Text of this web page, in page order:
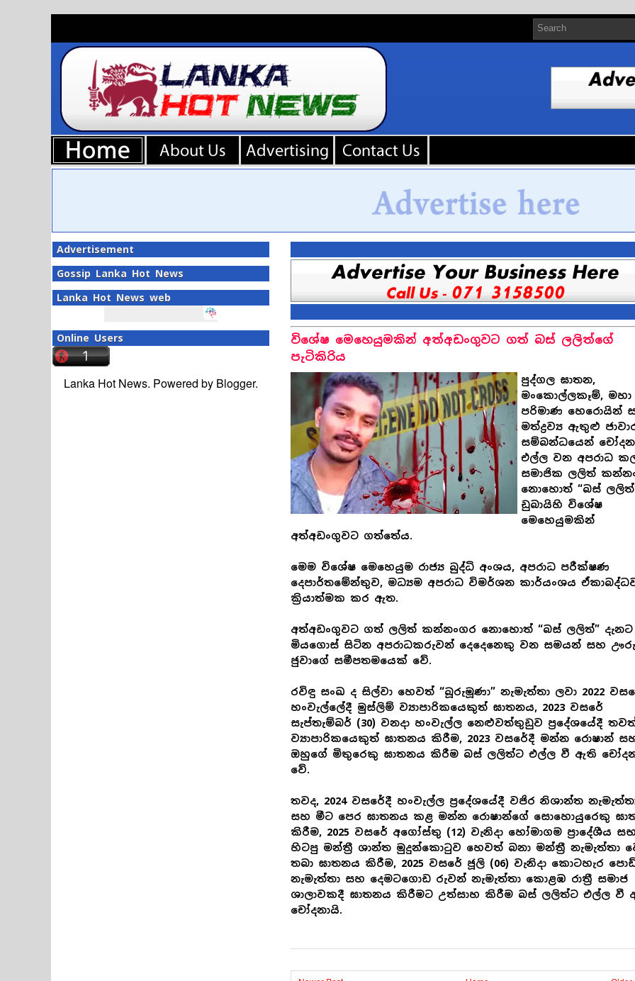
Advertisement
Gossip Lanka Hot News
Lanka Hot News web
Online Users
Lanka Hot News. Powered by Blogger.
විශේෂ මෙහෙයුමකින් අත්අඩංගුවට ගත් බස් ලලිත්ගේ
පැටිකිරිය
පුද්ගල ඝාතන,
මංකොල්ලකෑම්, මහා
පරිමාණ හෙරොයින්
මත්ද්‍රව්‍ය ඇතුළු
සම්බන්ධයෙන්
එල්ල වන අපරාධ
සමාජික ලලිත්
නොහොත් “බස්
ඩුබායිහි විශේෂ
මෙහෙයුමකින්
අත්අඩංගුවට ගත්තේය.
මෙම විශේෂ මෙහෙයුම රාජ්‍ය බුද්ධි අංශය, අපරාධ පරීක්ෂණ
දෙපාර්තමේන්තුව, මධ්‍යම අපරාධ විමර්ශන කාර්යංශය
ක්‍රියාත්මක කර ඇත.
අත්අඩංගුවට ගත් ලලිත් කන්නංගර නොහොත් “බස් ලලිත්” දැනට
මියගොස් සිටින අපරාධකරුවන් දෙදෙනෙකු වන සමයන් සහ ඌරු
ජුවාගේ සමීපතමයෙක් වේ.
රවිඳු සංඛ ද සිල්වා හෙවත් “බූරුමූණා” නැමැත්තා ලවා 2022
හංවැල්ලේදී මුස්ලිම් ව්‍යාපාරිකයෙකුත් ඝාතනය, 2023 වසරේ
සැප්තැම්බර් (30) වනදා හංවැල්ල නෙළුවත්තුඩුව ප්‍රදේශයේදී
ව්‍යාපාරිකයෙකුත් ඝාතනය කිරීම, 2023 වසරේදී මන්න රොෂාන්
ඔහුගේ මිතුරෙකු ඝාතනය කිරීම බස් ලලිත්ට එල්ල වී ඇති
වේ.
තවද, 2024 වසරේදී හංවැල්ල ප්‍රදේශයේදී වජිර නිශාන්ත
සහ මීට පෙර ඝාතනය කළ මන්න රොෂාන්ගේ සොහොයුරෙකු
කිරීම, 2025 වසරේ අගෝස්තු (12) වැනිදා හෝමාගම ප්‍රාදේශීය
හිටපු මන්ත්‍රී ශාන්ත මුදුන්කොටුව හෙවත් බනා මන්ත්‍රී නැමැත්තා
තබා ඝාතනය කිරීම, 2025 වසරේ ජූලි (06) වැනිදා කොටහැර
නැමැත්තා සහ දෙමටගොඩ රුවන් නැමැත්තා කොළඹ රාත්‍රී සමාජ
ශාලාවකදී ඝාතනය කිරීමට උත්සාහ කිරීම බස් ලලිත්ට එල්ල වී
චෝදනායි.